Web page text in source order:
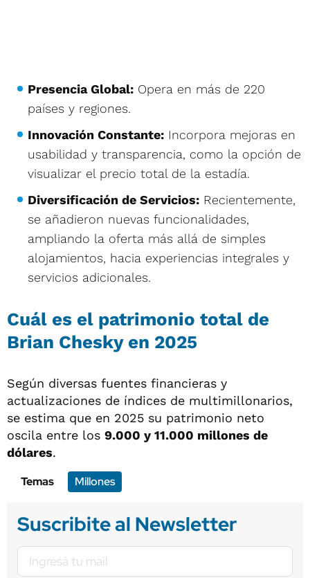
Presencia Global: Opera en más de 220
países y regiones.
Innovación Constante: Incorpora mejoras en
usabilidad y transparencia, como la opción de
visualizar el precio total de la estadía.
Diversificación de Servicios: Recientemente,
se añadieron nuevas funcionalidades,
ampliando la oferta más allá de simples
alojamientos, hacia experiencias integrales y
servicios adicionales.
Cuál es el patrimonio total de
Brian Chesky en 2025
Según diversas fuentes financieras y
actualizaciones de índices de multimillonarios,
se estima que en 2025 su patrimonio neto
oscila entre los 9.000 y 11.000 millones de
dólares.
Temas
Millones
Suscribite al Newsletter